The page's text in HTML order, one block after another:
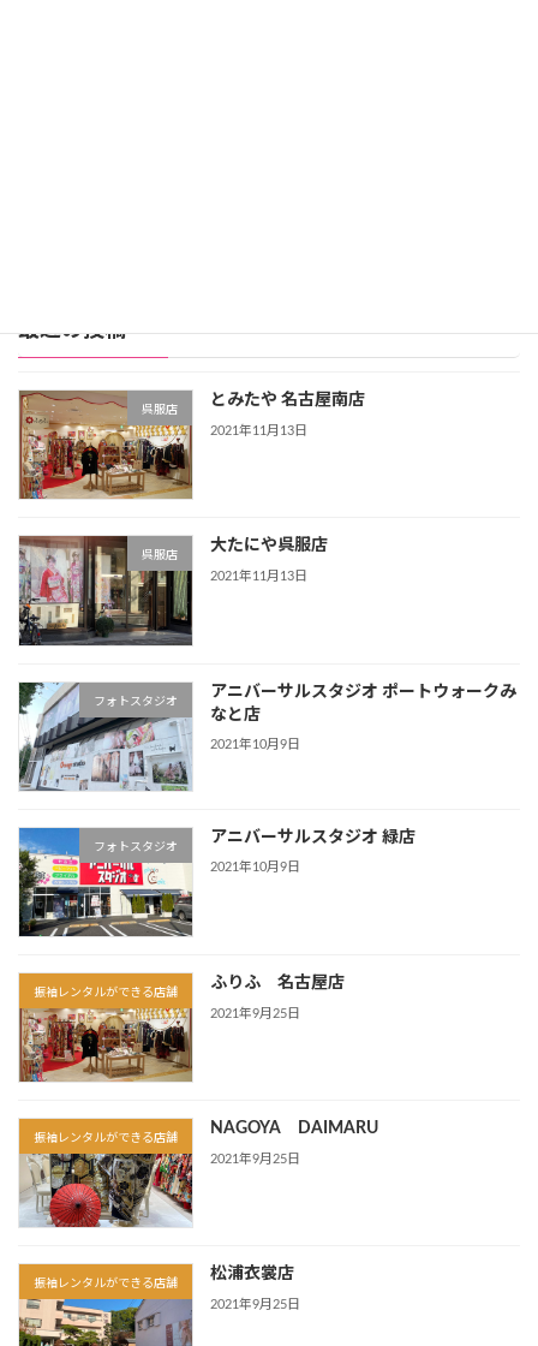
最近の投稿
呉服店
とみたや 名古屋南店
2021年11月13日
呉服店
大たにや呉服店
2021年11月13日
フォトスタジオ
アニバーサルスタジオ ポートウォークみ
なと店
2021年10月9日
フォトスタジオ
アニバーサルスタジオ 緑店
2021年10月9日
振袖レンタルができる店舗
ふりふ 名古屋店
2021年9月25日
振袖レンタルができる店舗
NAGOYA DAIMARU
2021年9月25日
振袖レンタルができる店舗
松浦衣裳店
2021年9月25日